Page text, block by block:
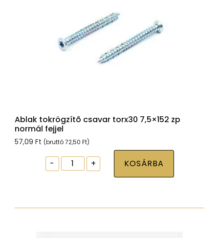
Ablak tokrögzítõ csavar torx30 7,5×152 zp
normál fejjel
57,09 Ft (bruttó72,50 Ft)
-
Ablak
tokrögzítõ
7,5x152
+ KOSÁRBA